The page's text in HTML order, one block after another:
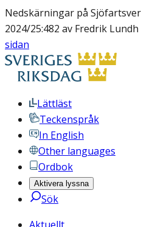
Nedskärningar på
2024/25:482 av Fredrik Lundh
sidan
Lättläst
Teckenspråk
In English
Other languages
Ordbok
Aktivera lyssna
Sök